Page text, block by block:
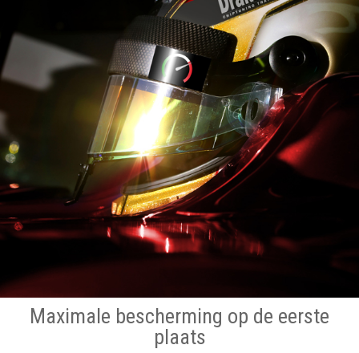
Maximale bescherming op de eerste
plaats